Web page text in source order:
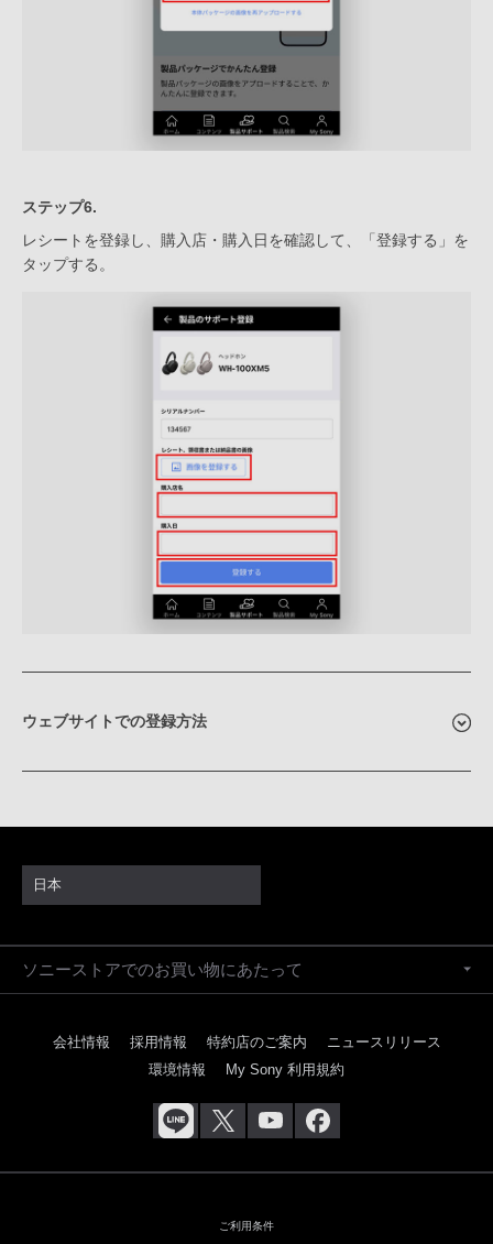
ステップ6.
レシートを登録し、購入店・購入日を確認して、「登録する」を
タップする。
ウェブサイトでの登録方法
日本
ソニーストアでのお買い物にあたって
会社情報 採用情報 特約店のご案内
ニュースリリース
環境情報
My Sony 利用規約
ご利用条件